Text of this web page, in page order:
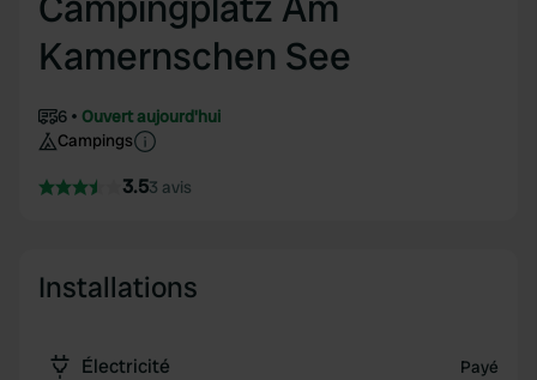
Kamernschen See
6
Ouvert aujourd'hui
Campings
3.53 avis
Installations
Électricité Payé